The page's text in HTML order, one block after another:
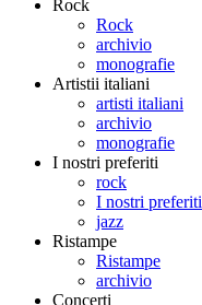
Rock
Rock
archivio
monografie
Artistii italiani
artisti italiani
archivio
monografie
I nostri preferiti
rock
I nostri preferiti
jazz
Ristampe
Ristampe
archivio
Concerti